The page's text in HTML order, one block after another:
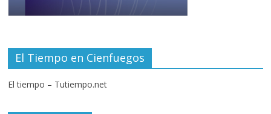
El Tiempo en Cienfuegos
El tiempo – Tutiempo.net